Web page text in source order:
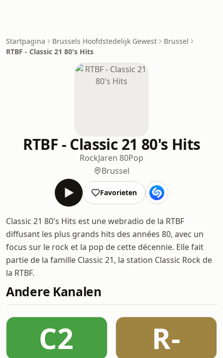
Startpagina Brussels Hoofdstedelijk Gewest
Brussel
RTBF - Classic 21 80's Hits
RTBF - Classic 21 80's Hits
RockJaren 80Pop
Brussel
Favorieten
Classic 21 80's Hits est une webradio de la RTBF
diffusant les plus grands hits des années 80, avec un
focus sur le rock et la pop de cette décennie. Elle fait
partie de la famille Classic 21, la station Classic Rock de
la RTBF.
Andere Kanalen
C2 R-